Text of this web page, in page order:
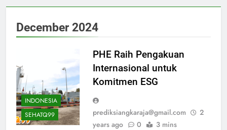
December 2024
INDONESIA
SEHATQ99
PHE Raih Pengakuan
Internasional untuk
Komitmen ESG
prediksiangkaraja@gmail.com
2
years ago
0 3 mins